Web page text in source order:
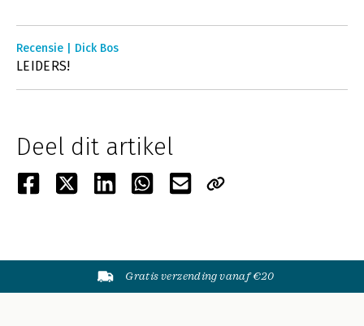
Recensie | Dick Bos
LEIDERS!
Deel dit artikel
Gratis verzending vanaf €20